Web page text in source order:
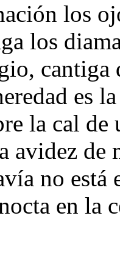
los
los
es
la cal
avidez de
no está
en la